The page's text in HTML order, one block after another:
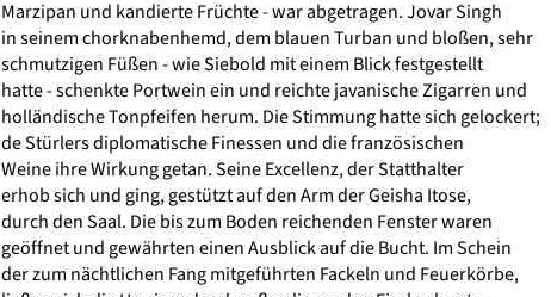
Marzipan und kandierte Früchte - war abgetragen. Jovar Singh
in seinem chorknabenhemd, dem blauen Turban und bloßen, sehr
schmutzigen Füßen - wie Siebold mit einem Blick festgestellt
hatte - schenkte Portwein ein und reichte javanische Zigarren und
holländische Tonpfeifen herum. Die Stimmung hatte sich gelockert;
de Stürlers diplomatische Finessen und die französischen
Weine ihre Wirkung getan. Seine Excellenz, der Statthalter
erhob sich und ging, gestützt auf den Arm der Geisha Itose,
durch den Saal. Die bis zum Boden reichenden Fenster waren
geöffnet und gewährten einen Ausblick auf die Bucht. Im Schein
der zum nächtlichen Fang mitgeführten Fackeln und Feuerkörbe,